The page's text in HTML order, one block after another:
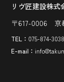
リヴ匠建設株式
〒617-0006 京
TEL： 075-874-3038
E-mail：